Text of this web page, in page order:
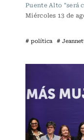
Puente Alto "será
Miércoles 13 de
# política #